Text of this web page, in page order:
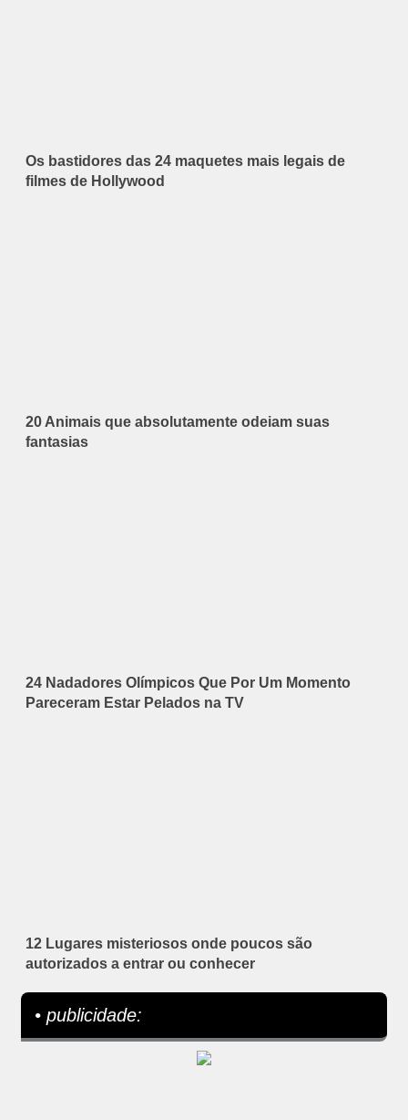
Os bastidores das 24 maquetes mais legais de
filmes de Hollywood
20 Animais que absolutamente odeiam suas
fantasias
24 Nadadores Olímpicos Que Por Um Momento
Pareceram Estar Pelados na TV
12 Lugares misteriosos onde poucos são
autorizados a entrar ou conhecer
• publicidade: